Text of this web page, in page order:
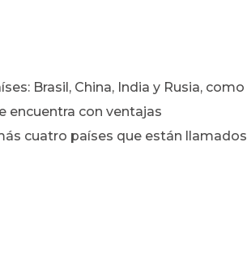
Brasil, China, India y Rusia, como
encuentra con ventajas
cuatro países que están llamados